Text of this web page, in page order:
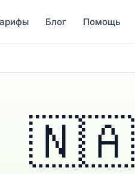
Блог Помощь
🇳🇦